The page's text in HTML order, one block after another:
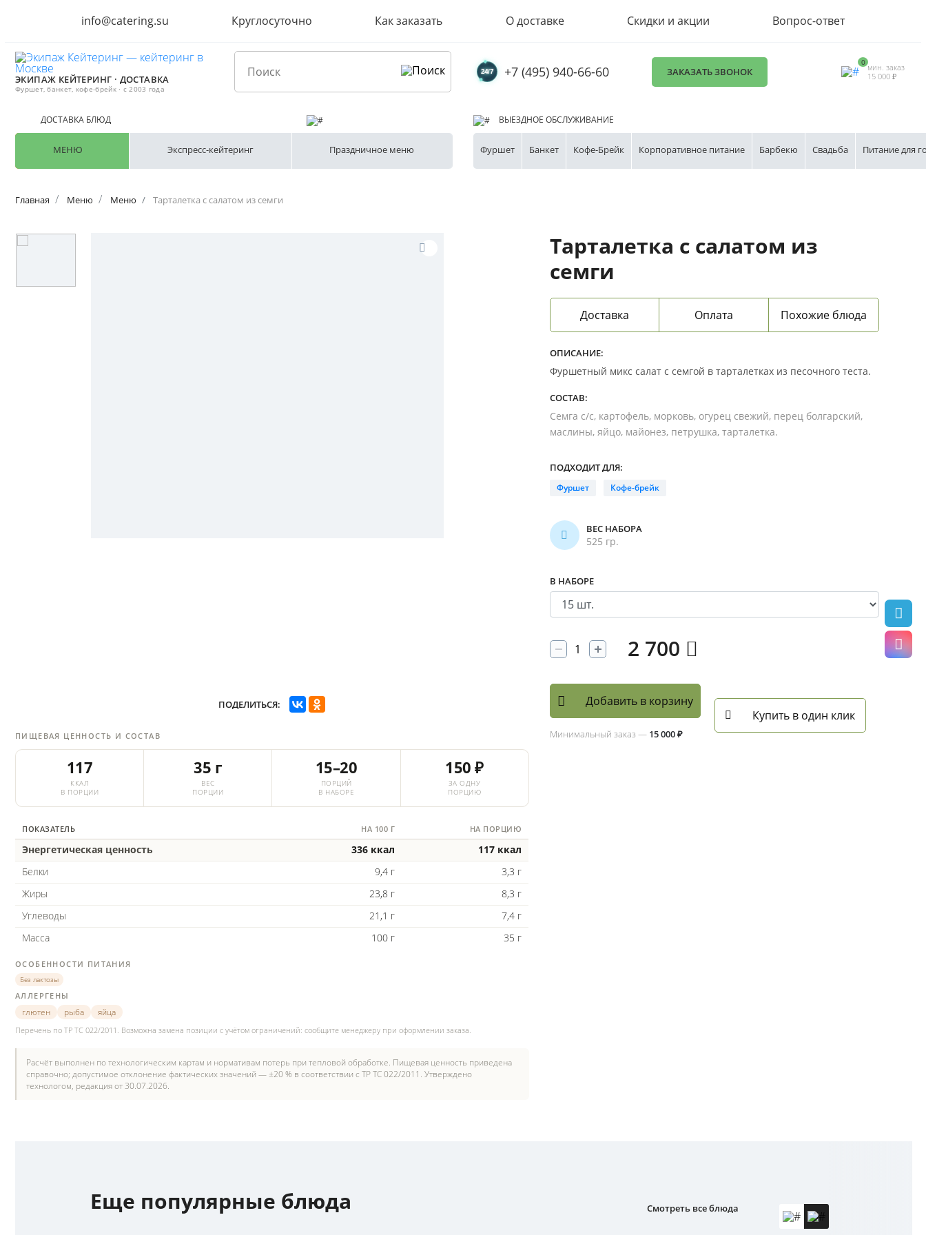
info@catering.su Круглосуточно Как заказать О доставке Скидки и акции Вопрос-ответ
ЭКИПАЖ КЕЙТЕРИНГ · ДОСТАВКА
Фуршет, банкет, кофе-брейк · с 2003 года
+7 (495) 940-66-60 ЗАКАЗАТЬ ЗВОНОК
0 мин. заказ
15 000 ₽
ДОСТАВКА БЛЮД
МЕНЮ Экспресс-кейтеринг Праздничное меню
ВЫЕЗДНОЕ ОБСЛУЖИВАНИЕ
Фуршет Банкет Кофе-Брейк Корпоративное питание Барбекю Свадьба Питание для
Главная Меню Меню Тарталетка с салатом из семги
ПОДЕЛИТЬСЯ:
ПИЩЕВАЯ ЦЕННОСТЬ И СОСТАВ
117
ККАЛ
В ПОРЦИИ
35 г
ВЕС
ПОРЦИИ
15–20
ПОРЦИЙ
В НАБОРЕ
150 ₽
ЗА ОДНУ
ПОРЦИЮ
ПОКАЗАТЕЛЬ НА 100 Г НА ПОРЦИЮ
Энергетическая ценность 336 ккал
117 ккал
Белки
9,4 г
3,3 г
Жиры
23,8 г
8,3 г
Углеводы
21,1 г
7,4 г
Масса
100 г 35 г
ОСОБЕННОСТИ ПИТАНИЯ
Без лактозы
АЛЛЕРГЕНЫ
глютен
рыба
яйца
Перечень по ТР ТС 022/2011. Возможна замена позиции с учётом ограничений: сообщите менеджеру при оформлении заказа.
Расчёт выполнен по технологическим картам и нормативам потерь при тепловой обработке. Пищевая ценность приведена
справочно; допустимое отклонение фактических значений — ±20 % в соответствии с ТР ТС 022/2011. Утверждено
технологом, редакция от 30.07.2026.
Тарталетка с салатом из
семги
Доставка Оплата Похожие блюда
ОПИСАНИЕ:
Фуршетный микс салат с семгой в тарталетках из песочного теста.
СОСТАВ:
Семга с/с, картофель, морковь, огурец свежий, перец болгарский,
маслины, яйцо, майонез, петрушка, тарталетка.
ПОДХОДИТ ДЛЯ:
Фуршет Кофе-брейк
ВЕС НАБОРА
525 гр.
В НАБОРЕ
2 700
Добавить в корзину
Минимальный заказ — 15 000 ₽
Купить в один клик
Еще популярные блюда Смотреть все блюда